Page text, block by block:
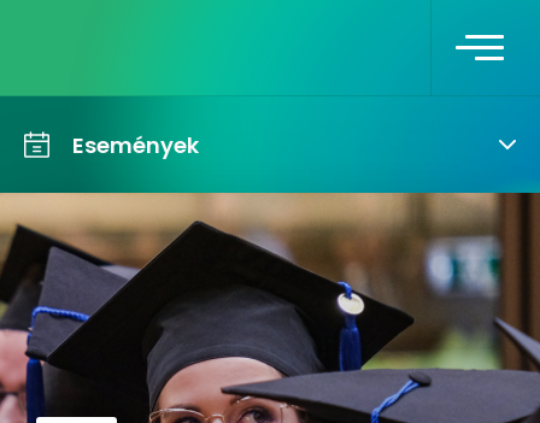
Események